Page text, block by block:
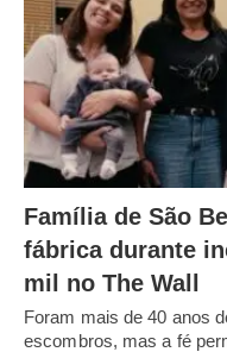
Família de São
fábrica durante
mil no The Wall
Foram mais de 40 anos
escombros, mas a fé